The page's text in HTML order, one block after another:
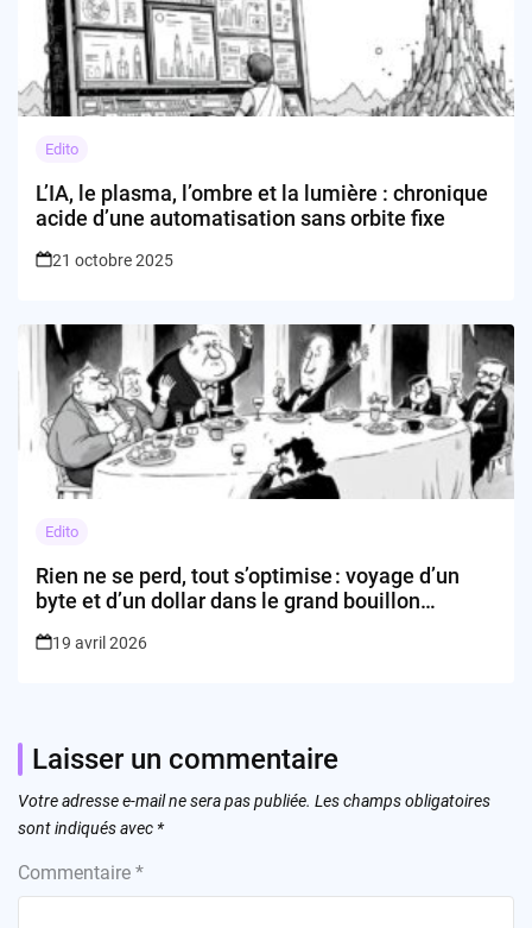
Edito
L’IA, le plasma, l’ombre et la lumière : chronique
acide d’une automatisation sans orbite fixe
21 octobre 2025
Edito
Rien ne se perd, tout s’optimise : voyage d’un
byte et d’un dollar dans le grand bouillon
19 avril 2026
Laisser un commentaire
Votre adresse e-mail ne sera pas publiée. Les champs obligatoires
sont indiqués avec *
Commentaire *